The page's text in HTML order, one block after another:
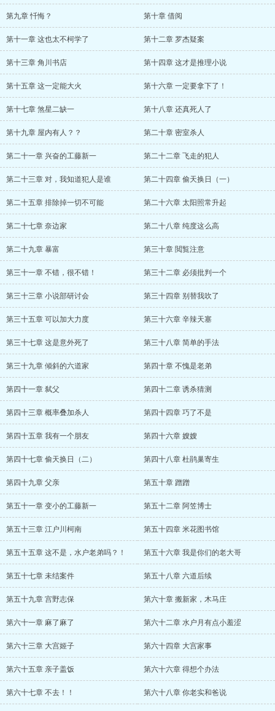
第九章 忏悔？ 第十章 借阅
第十一章 这也太不柯学了 第十二章 罗杰疑案
第十三章 角川书店 第十四章 这才是推理小说
第十五章 这一定能大火 第十六章 一定要拿下了！
第十七章 煞星二缺一 第十八章 还真死人了
第十九章 屋内有人？？ 第二十章 密室杀人
第二十一章 兴奋的工藤新一 第二十二章 飞走的犯人
第二十三章 对，我知道犯人是谁 第二十四章 偷天换日（一）
第二十五章 排除掉一切不可能 第二十六章 太阳照常升起
第二十七章 奈边家 第二十八章 纯度这么高
第二十九章 暴富 第三十章 閲覧注意
第三十一章 不错，很不错！ 第三十二章 必须批判一个
第三十三章 小说部研讨会 第三十四章 别替我吹了
第三十五章 可以加大力度 第三十六章 辛辣天塞
第三十七章 这是意外死了 第三十八章 简单的手法
第三十九章 倾斜的六道家 第四十章 不愧是老弟
第四十一章 弑父 第四十二章 诱杀猜测
第四十三章 概率叠加杀人 第四十四章 巧了不是
第四十五章 我有一个朋友 第四十六章 嫂嫂
第四十七章 偷天换日（二） 第四十八章 杜鹃巢寄生
第四十九章 父亲 第五十章 蹭蹭
第五十一章 变小的工藤新一 第五十二章 阿笠博士
第五十三章 江户川柯南 第五十四章 米花图书馆
第五十五章 这不是，水户老弟吗？！ 第五十六章 我是你们的老大哥
第五十七章 未结案件 第五十八章 六道后续
第五十九章 宫野志保 第六十章 搬新家，木马庄
第六十一章 麻了麻了 第六十二章 水户月有点小羞涩
第六十三章 大宫姬子 第六十四章 大宫家事
第六十五章 亲子盖饭 第六十六章 得想个办法
第六十七章 不去！！ 第六十八章 你老实和爸说